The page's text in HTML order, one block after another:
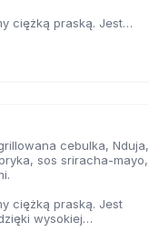
ciężką praską. Jest
skorupkę i
cebulka, Nduja,
sos sriracha-mayo,
ciężką praską. Jest
wysokiej